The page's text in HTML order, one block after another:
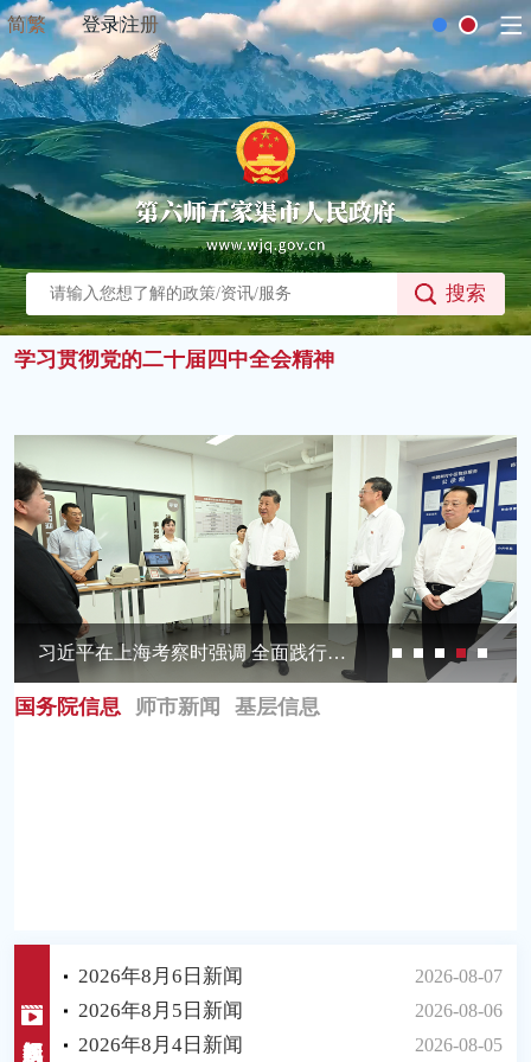
简繁 登录注册
搜索
学习贯彻党的二十届四中全会精神
全面学习贯彻党的二十届四中全会精神 以生态环境高水平保护推动高质量发展
学习贯彻党的二十届四中全会精神
习近平在上海考察时强调 全面践行人民城市理念 高质量推进城市...
习近平同纳米比亚总统恩代特瓦会谈
国务院信息 师市新闻 基层信息
2026年8月6日新闻 2026-08-07
2026年8月5日新闻 2026-08-06
2026年8月4日新闻 2026-08-05